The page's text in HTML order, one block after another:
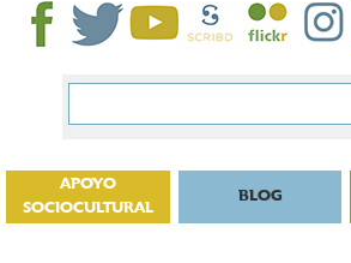
APOYO
SOCIOCULTURAL
BLOG